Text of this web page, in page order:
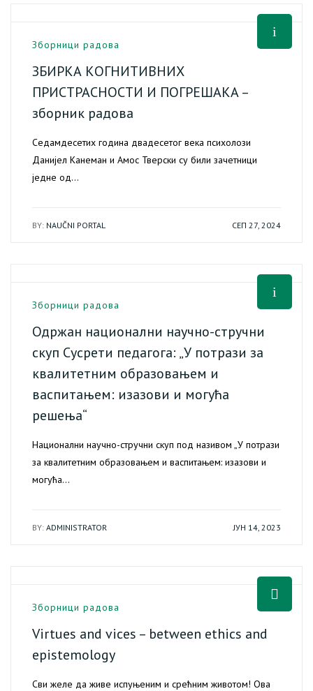
Зборници радова
ЗБИРКА КОГНИТИВНИХ
ПРИСТРАСНОСТИ И ПОГРЕШАКА –
зборник радова
Седамдесетих година двадесетог века психолози
Данијел Канеман и Амос Тверски су били зачетници
једне од…
BY: NAUČNI PORTAL СЕП 27, 2024
Зборници радова
Одржан национални научно-стручни
скуп Сусрети педагога: „У потрази за
квалитетним образовањем и
васпитањем: изазови и могућа
решења“
Национални научно-стручни скуп под називом „У потрази
за квалитетним образовањем и васпитањем: изазови и
могућа…
BY: ADMINISTRATOR ЈУН 14, 2023
Зборници радова
Virtues and vices – between ethics and
epistemology
Сви желе да живе испуњеним и срећним животом! Ова